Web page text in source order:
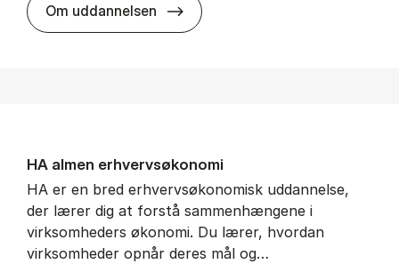
Om uddannelsen BSc in In­ter­na­tion­al Ship­ping
HA al­men erhvervs­økonomi
HA er en bred erhvervsøkonomisk uddannelse,
der lærer dig at forstå sammenhængene i
virksomheders økonomi. Du lærer, hvordan
virksomheder opnår deres mål og…